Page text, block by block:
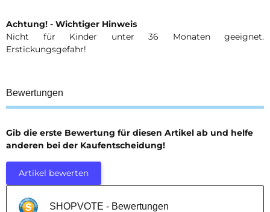
Achtung! - Wichtiger Hinweis
Nicht für Kinder unter 36 Monaten geeignet.
Erstickungsgefahr!
Bewertungen
Gib die erste Bewertung für diesen Artikel ab und helfe
anderen bei der Kaufentscheidung!
Artikel bewerten
SHOPVOTE - Bewertungen